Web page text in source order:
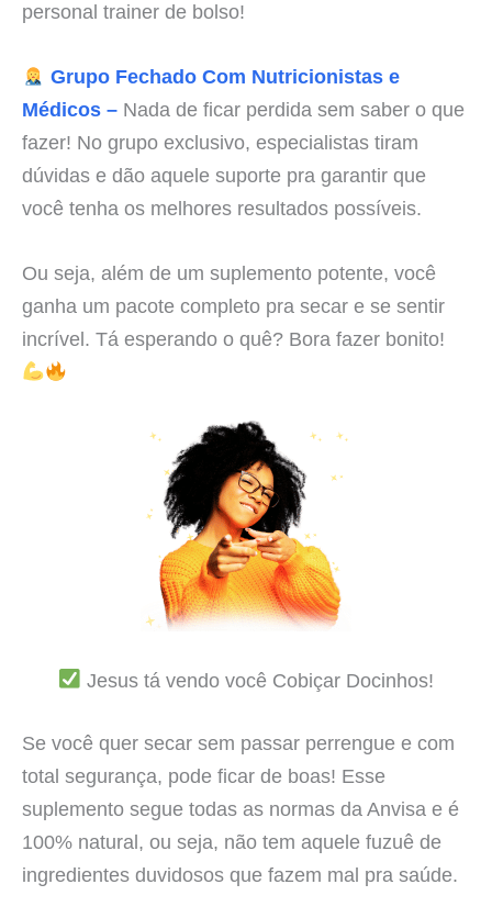
personal trainer de bolso!
Grupo Fechado Com Nutricionistas e
Médicos – Nada de ficar perdida sem saber o que
fazer! No grupo exclusivo, especialistas tiram
dúvidas e dão aquele suporte pra garantir que
você tenha os melhores resultados possíveis.
Ou seja, além de um suplemento potente, você
ganha um pacote completo pra secar e se sentir
incrível. Tá esperando o quê? Bora fazer bonito!
Jesus tá vendo você Cobiçar Docinhos!
Se você quer secar sem passar perrengue e com
total segurança, pode ficar de boas! Esse
suplemento segue todas as normas da Anvisa e é
100% natural, ou seja, não tem aquele fuzuê de
ingredientes duvidosos que fazem mal pra saúde.